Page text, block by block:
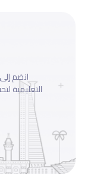
انضم
التعليمية